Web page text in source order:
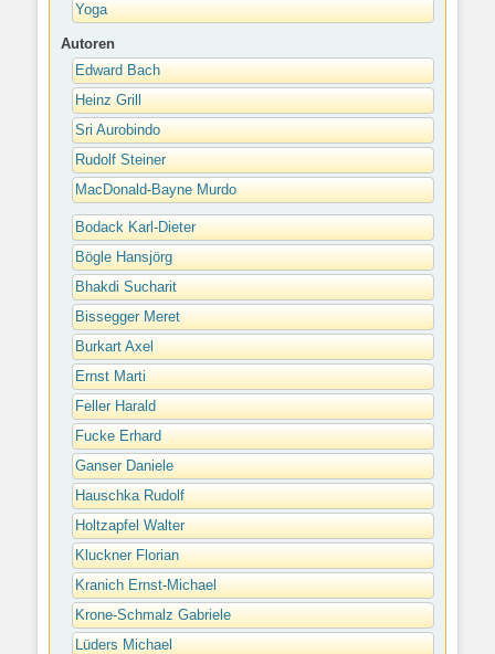
Yoga
Autoren
Edward Bach
Heinz Grill
Sri Aurobindo
Rudolf Steiner
MacDonald-Bayne Murdo
Bodack Karl-Dieter
Bögle Hansjörg
Bhakdi Sucharit
Bissegger Meret
Burkart Axel
Ernst Marti
Feller Harald
Fucke Erhard
Ganser Daniele
Hauschka Rudolf
Holtzapfel Walter
Kluckner Florian
Kranich Ernst-Michael
Krone-Schmalz Gabriele
Lüders Michael